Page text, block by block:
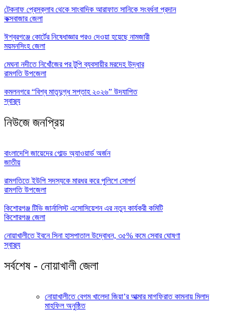
টেকনাফ প্রেসক্লাব থেকে সাংবাদিক আরাফাত সানিকে সংবর্ধনা প্রদান
কক্সবাজার জেলা
ঈশ্বরগঞ্জে কোর্টের নিষেধাজ্ঞার পরও দেওয়া হয়েছে নামজারী
ময়মনসিংহ জেলা
মেঘনা নদীতে নিখোঁজের পর টুপি ব্যবসায়ীর মরদেহ উদ্ধার
রামগতি উপজেলা
কমলনগরে “বিশ্ব মাতৃদুগ্ধ সপ্তাহ ২০২৬” উদযাপিত
স্বাস্থ্য
নিউজে জনপ্রিয়
বাংলাদেশি জায়েদের গোল্ড অ্যাওয়ার্ড অর্জন
জাতীয়
রামগতিতে ইউপি সদস্যকে মারধর করে পুলিশে সোপর্দ
রামগতি উপজেলা
কিশোরগঞ্জ টিভি জার্নালিস্ট এসোসিয়েশন এর নতুন কার্যকরী কমিটি
কিশোরগঞ্জ জেলা
নোয়াখালীতে ইবনে সিনা হাসপাতাল উদ্বোধন, ৩৫% কমে সেবার ঘোষণা
স্বাস্থ্য
সর্বশেষ - নোয়াখালী জেলা
নোয়াখালীতে বেগম খালেদা জিয়া’র আত্মার মাগফিরাত কামনায় মিলাদ
মাহফিল অনুষ্ঠিত